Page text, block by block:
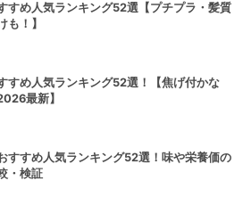
すめ人気ランキング52選【プチプラ・髪質
も！】
すめ人気ランキング52選！【焦げ付かな
最新】
すすめ人気ランキング52選！味や栄養価の
・検証